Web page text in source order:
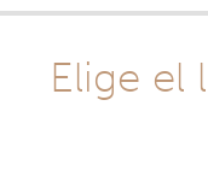
Elige el